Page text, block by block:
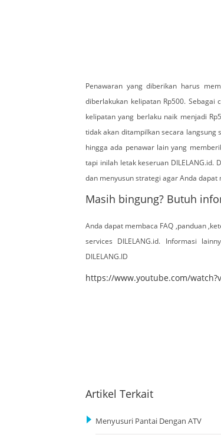
Penawaran yang diberikan harus
diberlakukan kelipatan Rp500. Sebagai
kelipatan yang berlaku naik menjadi
tidak akan ditampilkan secara langsung
hingga ada penawar lain yang
tapi inilah letak keseruan
dan menyusun strategi agar Anda
Masih bingung? Butuh
Anda dapat membaca FAQ ,panduan
services DILELANG.id. Informasi
DILELANG.ID
https://www.youtube.com/
Artikel Terkait
Menyusuri Pantai Dengan ATV